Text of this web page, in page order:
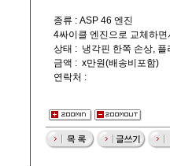
종류 : ASP 46 엔진
4싸이클 엔진으로 교체하
상태 : 냉각핀 한쪽 손상,
금액 : x만원(배송비포함)
연락처 :